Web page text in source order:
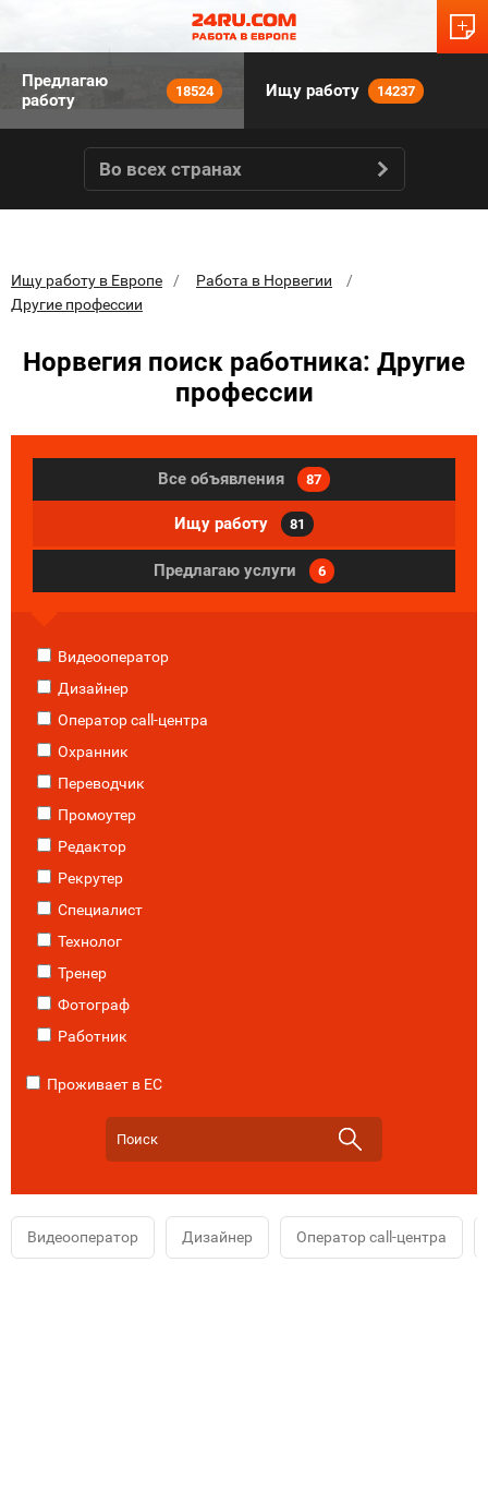
Предлагаю
работу
18524 Ищу работу 14237
Во всех странах
Ищу работу в Европе
Работа в Норвегии
Другие профессии
Норвегия поиск работника: Другие
профессии
Все объявления 87
Ищу работу 81
Предлагаю услуги 6
Видеооператор
Дизайнер
Оператор call-центра
Охранник
Переводчик
Промоутер
Редактор
Рекрутер
Специалист
Технолог
Тренер
Фотограф
Работник
Проживает в ЕС
Видеооператор Дизайнер Оператор call-центра